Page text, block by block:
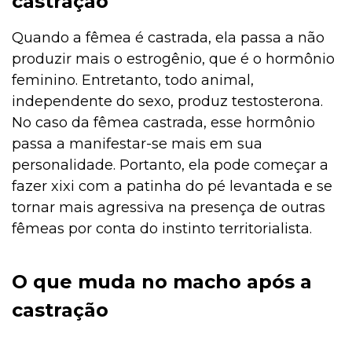
Quando a fêmea é castrada, ela passa a não
produzir mais o estrogênio, que é o hormônio
feminino. Entretanto, todo animal,
independente do sexo, produz testosterona.
No caso da fêmea castrada, esse hormônio
passa a manifestar-se mais em sua
personalidade. Portanto, ela pode começar a
fazer xixi com a patinha do pé levantada e se
tornar mais agressiva na presença de outras
fêmeas por conta do instinto territorialista.
O que muda no macho após a
castração